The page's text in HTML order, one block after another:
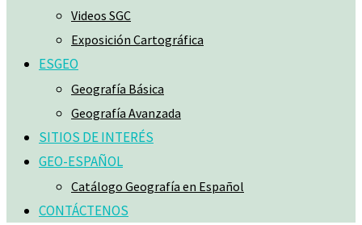
Videos SGC
Exposición Cartográfica
ESGEO
Geografía Básica
Geografía Avanzada
SITIOS DE INTERÉS
GEO-ESPAÑOL
Catálogo Geografía en Español
CONTÁCTENOS